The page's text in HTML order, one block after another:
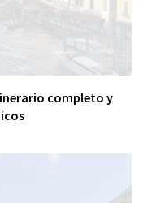
completo y